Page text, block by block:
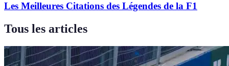
Les Meilleures Citations des Légendes de la F1
Tous les articles